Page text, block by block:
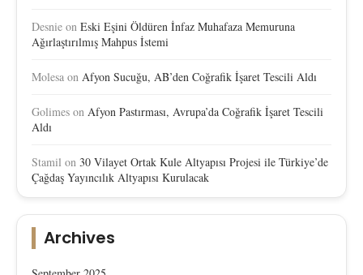
Desnie on Eski Eşini Öldüren İnfaz Muhafaza Memuruna
Ağırlaştırılmış Mahpus İstemi
Molesa on Afyon Sucuğu, AB’den Coğrafik İşaret Tescili Aldı
Golimes on Afyon Pastırması, Avrupa’da Coğrafik İşaret Tescili
Aldı
Stamil on 30 Vilayet Ortak Kule Altyapısı Projesi ile Türkiye’de
Çağdaş Yayıncılık Altyapısı Kurulacak
Archives